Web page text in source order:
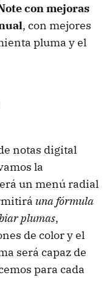
con mejoras
, con mejores
pluma y el
notas digital
la
un menú radial
una fórmula
plumas,
de color y el
será capaz de
para cada